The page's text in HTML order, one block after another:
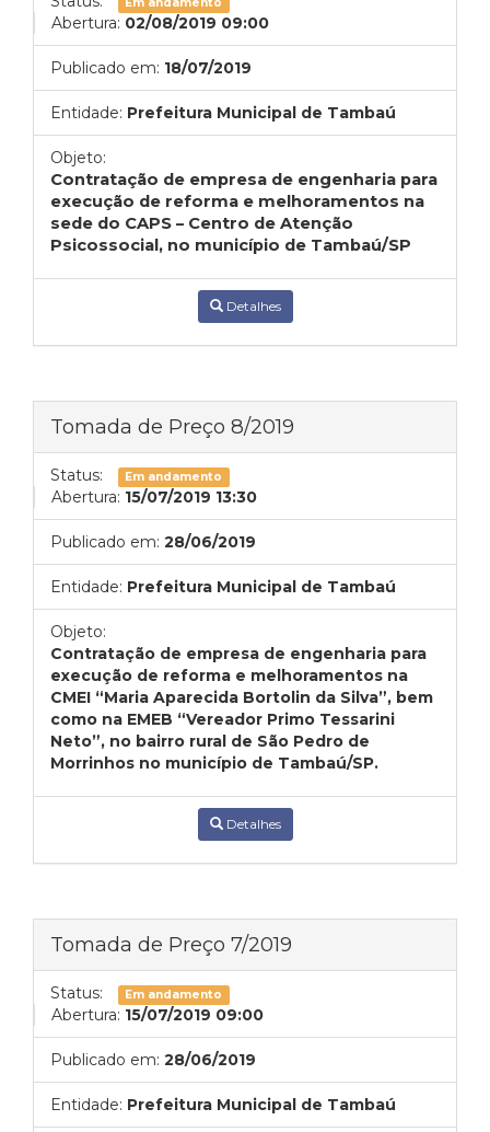
Abertura: 02/08/2019 09:00
Publicado em: 18/07/2019
Entidade: Prefeitura Municipal de Tambaú
Objeto:
Contratação de empresa de engenharia para
execução de reforma e melhoramentos na
sede do CAPS – Centro de Atenção
Psicossocial, no município de Tambaú/SP
Detalhes
Tomada de Preço 8/2019
Status: Em andamento
Abertura: 15/07/2019 13:30
Publicado em: 28/06/2019
Entidade: Prefeitura Municipal de Tambaú
Objeto:
Contratação de empresa de engenharia para
execução de reforma e melhoramentos na
CMEI “Maria Aparecida Bortolin da Silva”, bem
como na EMEB “Vereador Primo Tessarini
Neto”, no bairro rural de São Pedro de
Morrinhos no município de Tambaú/SP.
Detalhes
Tomada de Preço 7/2019
Status: Em andamento
Abertura: 15/07/2019 09:00
Publicado em: 28/06/2019
Entidade: Prefeitura Municipal de Tambaú